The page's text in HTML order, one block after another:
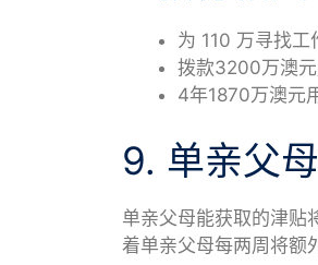
为 110 万寻找工
拨款3200万澳元
4年1870万澳元
9. 单亲父
单亲父母能获取的津贴
着单亲父母每两周将额